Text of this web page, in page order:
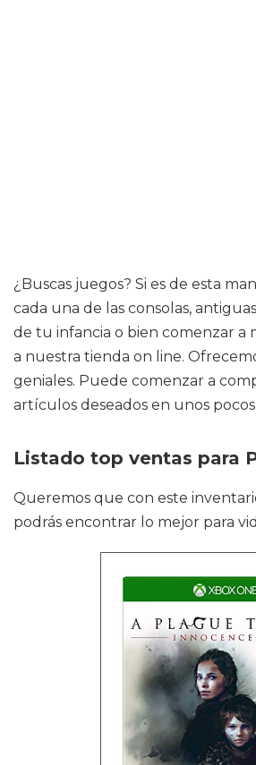
¿Buscas juegos? Si es de esta
cada una de las consolas,
de tu infancia o bien comenzar a
a nuestra tienda on line.
geniales. Puede comenzar a
artículos deseados en unos pocos
Listado top ventas para
Queremos que con este
podrás encontrar lo mejor para